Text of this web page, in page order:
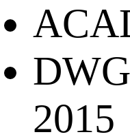
2015